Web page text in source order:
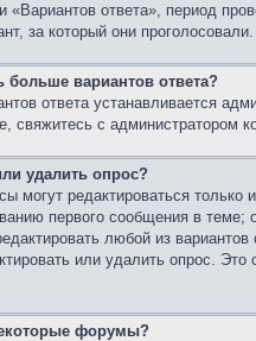
ответа», период
за который они проголосовали.
вариантов ответа?
ответа устанавливается
свяжитесь с администратором
удалить опрос?
могут редактироваться
первого сообщения в
любой из
или удалить опрос.
форумы?